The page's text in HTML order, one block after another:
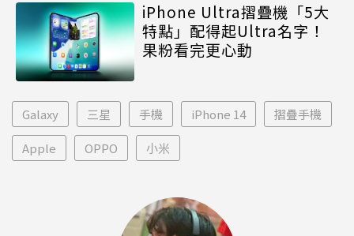
iPhone Ultra摺疊機「5大
特點」配得起Ultra名字！
果粉看完更心動
Galaxy 三星 手機 iPhone 14 摺疊手機
Apple OPPO 小米